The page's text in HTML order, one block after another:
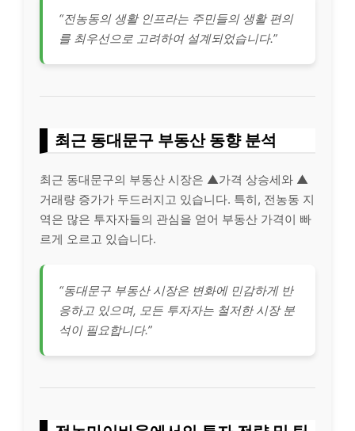
“전농동의 생활 인프라는 주민들의 생활 편의
를 최우선으로 고려하여 설계되었습니다.”
최근 동대문구 부동산 동향 분석
최근 동대문구의 부동산 시장은 ▲가격 상승세와 ▲
거래량 증가가 두드러지고 있습니다. 특히, 전농동 지
역은 많은 투자자들의 관심을 얻어 부동산 가격이 빠
르게 오르고 있습니다.
“동대문구 부동산 시장은 변화에 민감하게 반
응하고 있으며, 모든 투자자는 철저한 시장 분
석이 필요합니다.”